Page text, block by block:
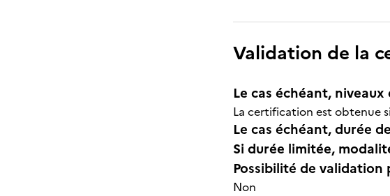
Validation de la
Le cas échéant,
La certification est obtenue
Le cas échéant, durée
Si durée limitée,
Possibilité de validation
Non